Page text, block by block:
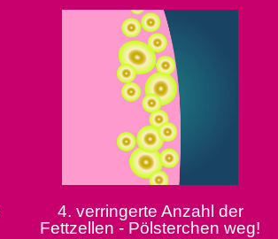
4. verringerte Anzahl der
Fettzellen - Pölsterchen weg!